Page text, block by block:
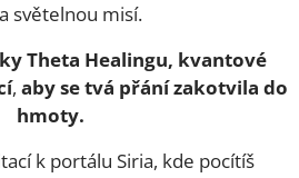
světelnou misí.
Theta Healingu, kvantové
, aby se tvá přání zakotvila do
hmoty.
k portálu Siria, kde pocítíš